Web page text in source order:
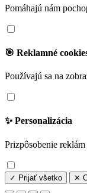
Pomáhajú nám
🎯 Reklamné
Používajú sa na
✨ Personalizácia
Prizpôsobenie
✓ Prijať všetko ✕